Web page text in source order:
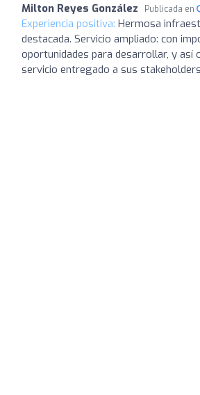
Milton Reyes González Publicada en
Experiencia positiva: Hermosa
destacada. Servicio ampliado: con
oportunidades para desarrollar, y así
servicio entregado a sus